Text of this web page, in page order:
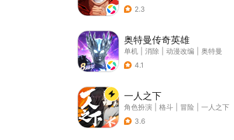
2.3
奥特曼传奇英雄
单机 消除 动漫改编
奥特曼
4.1
一人之下
角色扮演 格斗 冒险
一人之下
3.6